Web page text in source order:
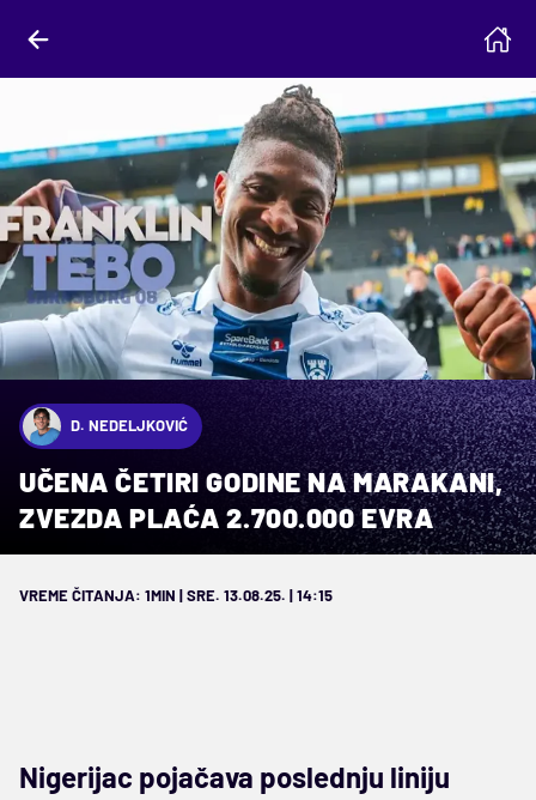
D. NEDELJKOVIĆ
UČENA ČETIRI GODINE NA MARAKANI,
ZVEZDA PLAĆA 2.700.000 EVRA
VREME ČITANJA: 1MIN | SRE. 13.08.25. | 14:15
Nigerijac pojačava poslednju liniju